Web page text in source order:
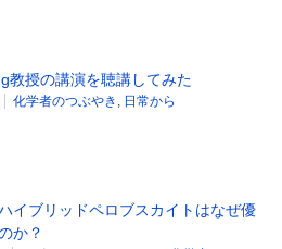
教授の講演を聴講してみた
化学者のつぶやき 日常から
イブリッドペロブスカイトはなぜ優
か？